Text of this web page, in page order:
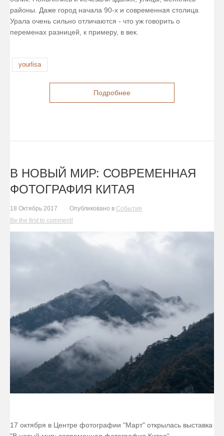
районы. Даже город начала 90-х и современная столица
Урала очень сильно отличаются - что уж говорить о
переменах разницей, к примеру, в век.
yourlisa
Подробнее
В НОВЫЙ МИР: СОВРЕМЕННАЯ
ФОТОГРАФИЯ КИТАЯ
18 Октябрь 2017 Опубликовано в События
Be the first to comment!
17 октября в Центре фотографии "Март" открылась выставка